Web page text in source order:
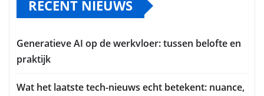
RECENT NIEUWS
Generatieve AI op de werkvloer: tussen belofte en
praktijk
Wat het laatste tech-nieuws echt betekent: nuance,